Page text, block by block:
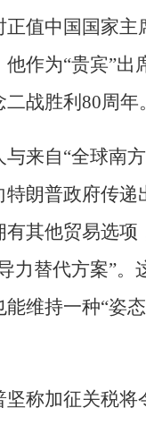
正值中国国家主
他作为“贵宾”出
战胜利80周年。
与来自“全球南
特朗普政府传递
有其他贸易选项
力替代方案”。
维持一种“姿
坚称加征关税将